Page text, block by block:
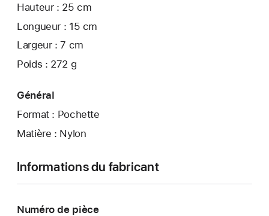
Hauteur : 25 cm
Longueur : 15 cm
Largeur : 7 cm
Poids : 272 g
Général
Format : Pochette
Matière : Nylon
Informations du fabricant
Numéro de pièce